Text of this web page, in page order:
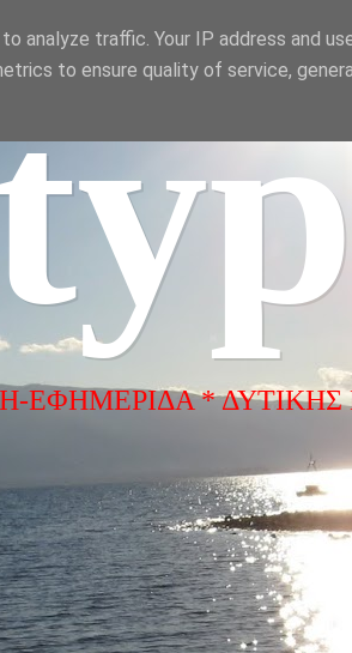
ΕΦΗΜΕΡΙΔΑ *
analyze traffic. Your IP address and
to ensure quality of service,